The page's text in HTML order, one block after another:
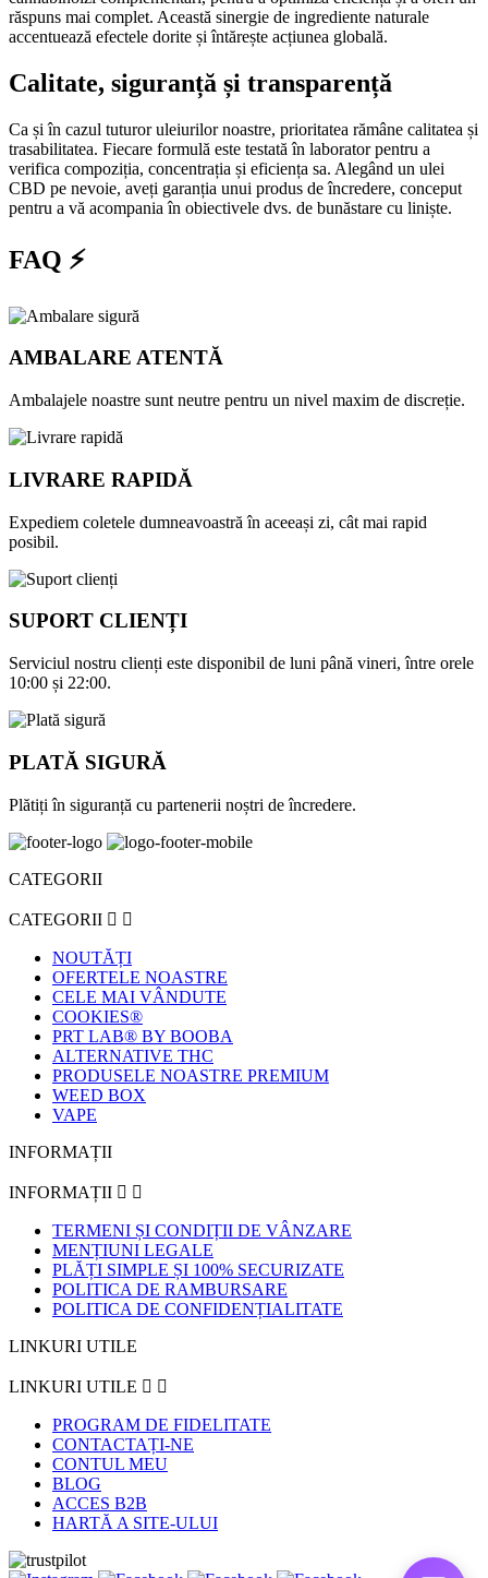
răspuns mai complet. Această sinergie de ingrediente naturale
accentuează efectele dorite și întărește acțiunea globală.
Calitate, siguranță și transparență
Ca și în cazul tuturor uleiurilor noastre, prioritatea rămâne calitatea și
trasabilitatea. Fiecare formulă este testată în laborator pentru a
verifica compoziția, concentrația și eficiența sa. Alegând un ulei
CBD pe nevoie, aveți garanția unui produs de încredere, conceput
pentru a vă acompania în obiectivele dvs. de bunăstare cu liniște.
FAQ ⚡
AMBALARE ATENTĂ
Ambalajele noastre sunt neutre pentru un nivel maxim de discreție.
LIVRARE RAPIDĂ
Expediem coletele dumneavoastră în aceeași zi, cât mai rapid
posibil.
SUPORT CLIENȚI
Serviciul nostru clienți este disponibil de luni până vineri, între orele
10:00 și 22:00.
PLATĂ SIGURĂ
Plătiți în siguranță cu partenerii noștri de încredere.
CATEGORII
CATEGORII  
NOUTĂȚI
OFERTELE NOASTRE
CELE MAI VÂNDUTE
COOKIES®
PRT LAB® BY BOOBA
ALTERNATIVE THC
PRODUSELE NOASTRE PREMIUM
WEED BOX
VAPE
INFORMAȚII
INFORMAȚII  
TERMENI ȘI CONDIȚII DE VÂNZARE
MENȚIUNI LEGALE
PLĂȚI SIMPLE ȘI 100% SECURIZATE
POLITICA DE RAMBURSARE
POLITICA DE CONFIDENȚIALITATE
LINKURI UTILE
LINKURI UTILE  
PROGRAM DE FIDELITATE
CONTACTAȚI-NE
CONTUL MEU
BLOG
ACCES B2B
HARTĂ A SITE-ULUI